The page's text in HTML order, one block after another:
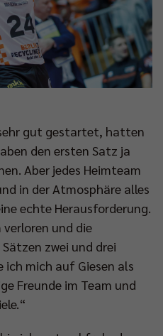
gut gestartet, hatten
den ersten Satz ja
Aber jedes Heimteam
in der Atmosphäre alles
echte Herausforderung.
und die
zwei und drei
mich auf Giesen als
Freunde im Team und